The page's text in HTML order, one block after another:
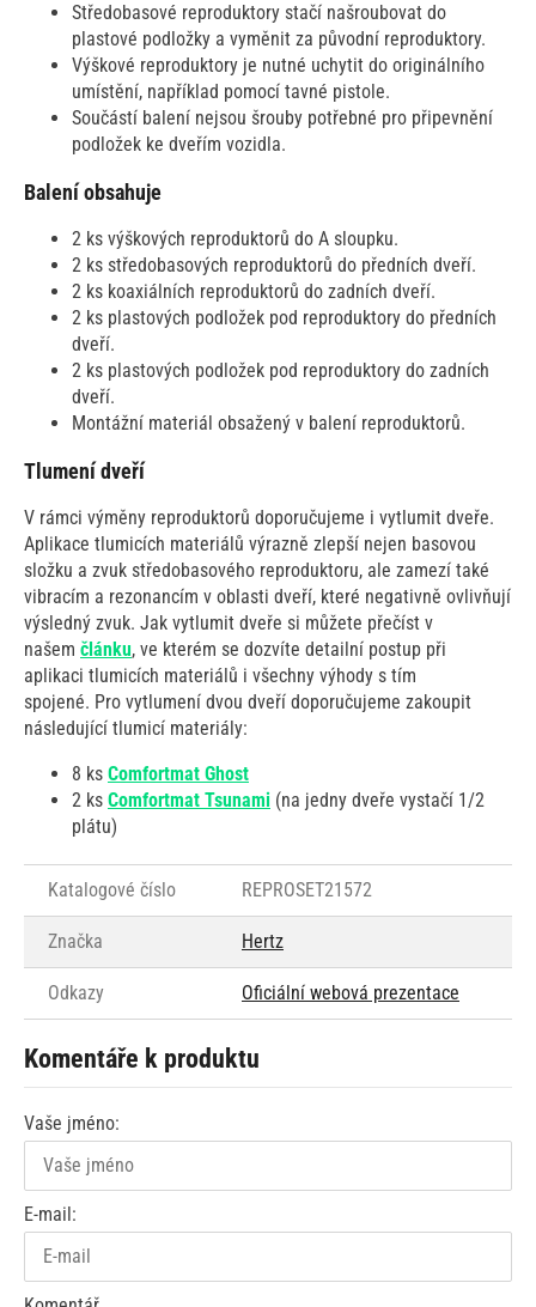
Středobasové reproduktory stačí našroubovat do
plastové podložky a vyměnit za původní reproduktory.
Výškové reproduktory je nutné uchytit do originálního
umístění, například pomocí tavné pistole.
Součástí balení nejsou šrouby potřebné pro připevnění
podložek ke dveřím vozidla.
Balení obsahuje
2 ks výškových reproduktorů do A sloupku.
2 ks středobasových reproduktorů do předních dveří.
2 ks koaxiálních reproduktorů do zadních dveří.
2 ks plastových podložek pod reproduktory do předních
dveří.
2 ks plastových podložek pod reproduktory do zadních
dveří.
Montážní materiál obsažený v balení reproduktorů.
Tlumení dveří
V rámci výměny reproduktorů doporučujeme i vytlumit dveře.
Aplikace tlumicích materiálů výrazně zlepší nejen basovou
složku a zvuk středobasového reproduktoru, ale zamezí také
vibracím a rezonancím v oblasti dveří, které negativně ovlivňují
výsledný zvuk. Jak vytlumit dveře si můžete přečíst v
našem článku, ve kterém se dozvíte detailní postup při
aplikaci tlumicích materiálů i všechny výhody s tím
spojené. Pro vytlumení dvou dveří doporučujeme zakoupit
následující tlumicí materiály:
8 ks Comfortmat Ghost
2 ks Comfortmat Tsunami (na jedny dveře vystačí 1/2
plátu)
Katalogové číslo REPROSET21572
Značka Hertz
Odkazy Oficiální webová prezentace
Komentáře k produktu
Vaše jméno:
E-mail: